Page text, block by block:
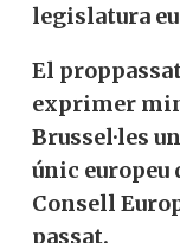
legislatura
El
exprimer
Brussel·les
únic europeu
Consell
passat.